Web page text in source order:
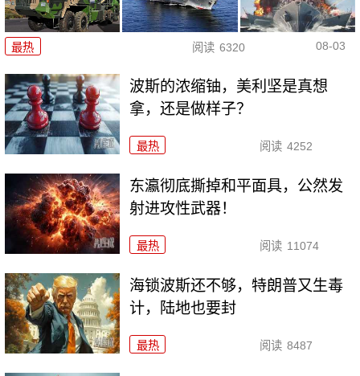
最热 阅读 6320 08-03
波斯的浓缩铀，美利坚是真想
拿，还是做样子？
最热 阅读 4252
东瀛彻底撕掉和平面具，公然发
射进攻性武器！
最热 阅读 11074
海锁波斯还不够，特朗普又生毒
计，陆地也要封
最热 阅读 8487